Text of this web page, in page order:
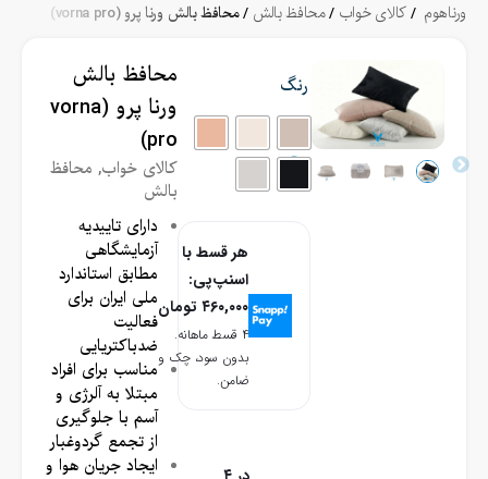
/کالای خواب /محافظ بالش / محافظ بالش ورنا پرو (vorna pro)
رنگ
هر قسط با
اسنپ‌پی:
۴۶۰,۰۰۰ تومان
۴ قسط ماهانه.
بدون سود، چک و
ضامن.
محافظ بالش
ورنا پرو (vorna
pro)
کالای خواب, محافظ
بالش
دارای تاییدیه
آزمایشگاهی
مطابق استاندارد
ملی ایران برای
فعالیت
ضدباکتریایی
مناسب برای افراد
مبتلا به آلرژی و
آسم با جلوگیری
از تجمع گردوغبار
ایجاد جریان هوا و